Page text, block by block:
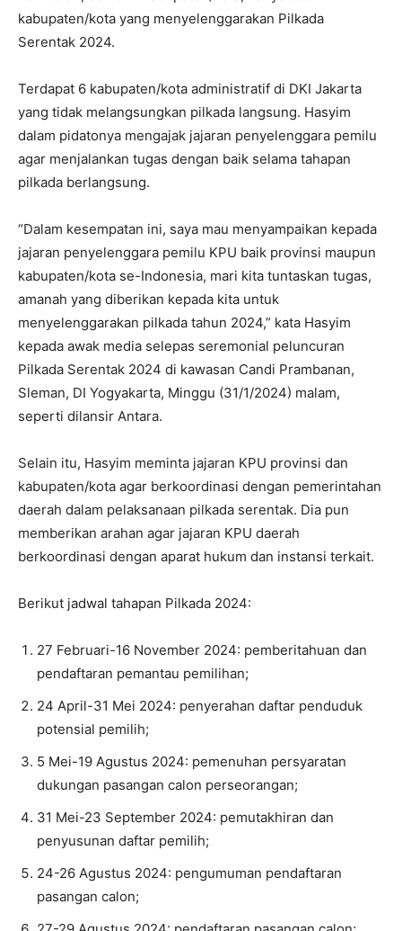
kabupaten/kota yang menyelenggarakan Pilkada
Serentak 2024.
Terdapat 6 kabupaten/kota administratif di DKI Jakarta
yang tidak melangsungkan pilkada langsung. Hasyim
dalam pidatonya mengajak jajaran penyelenggara pemilu
agar menjalankan tugas dengan baik selama tahapan
pilkada berlangsung.
“Dalam kesempatan ini, saya mau menyampaikan kepada
jajaran penyelenggara pemilu KPU baik provinsi maupun
kabupaten/kota se-Indonesia, mari kita tuntaskan tugas,
amanah yang diberikan kepada kita untuk
menyelenggarakan pilkada tahun 2024,” kata Hasyim
kepada awak media selepas seremonial peluncuran
Pilkada Serentak 2024 di kawasan Candi Prambanan,
Sleman, DI Yogyakarta, Minggu (31/1/2024) malam,
seperti dilansir Antara.
Selain itu, Hasyim meminta jajaran KPU provinsi dan
kabupaten/kota agar berkoordinasi dengan pemerintahan
daerah dalam pelaksanaan pilkada serentak. Dia pun
memberikan arahan agar jajaran KPU daerah
berkoordinasi dengan aparat hukum dan instansi terkait.
Berikut jadwal tahapan Pilkada 2024:
27 Februari-16 November 2024: pemberitahuan dan
pendaftaran pemantau pemilihan;
24 April-31 Mei 2024: penyerahan daftar penduduk
potensial pemilih;
5 Mei-19 Agustus 2024: pemenuhan persyaratan
dukungan pasangan calon perseorangan;
31 Mei-23 September 2024: pemutakhiran dan
penyusunan daftar pemilih;
24-26 Agustus 2024: pengumuman pendaftaran
pasangan calon;